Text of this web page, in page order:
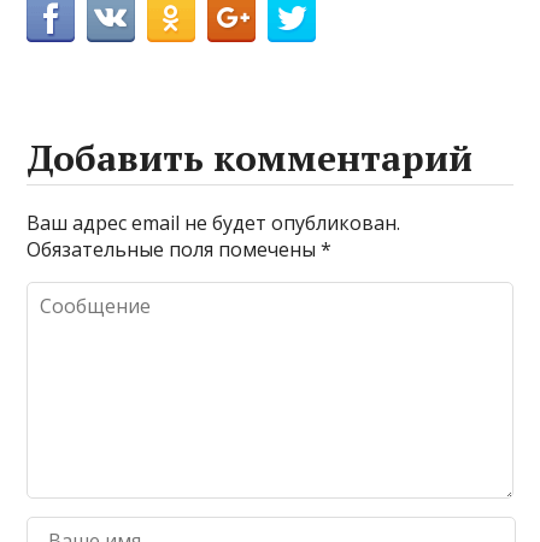
Добавить комментарий
Ваш адрес email не будет опубликован.
Обязательные поля помечены*